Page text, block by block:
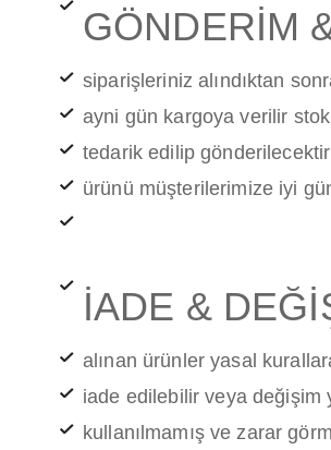
GÖNDERİM
siparişleriniz alındıktan
ayni gün kargoya verilir
tedarik edilip
ürünü müşterilerimize iyi
İADE &
alınan ürünler yasal
iade edilebilir veya değişim
kullanılmamış ve zarar